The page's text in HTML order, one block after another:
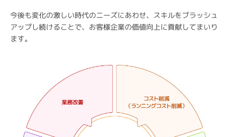
今後も変化の激しい時代のニーズにあわせ、スキルをブラッシュ
アップし続けることで、お客様企業の価値向上に貢献してまいり
ます。